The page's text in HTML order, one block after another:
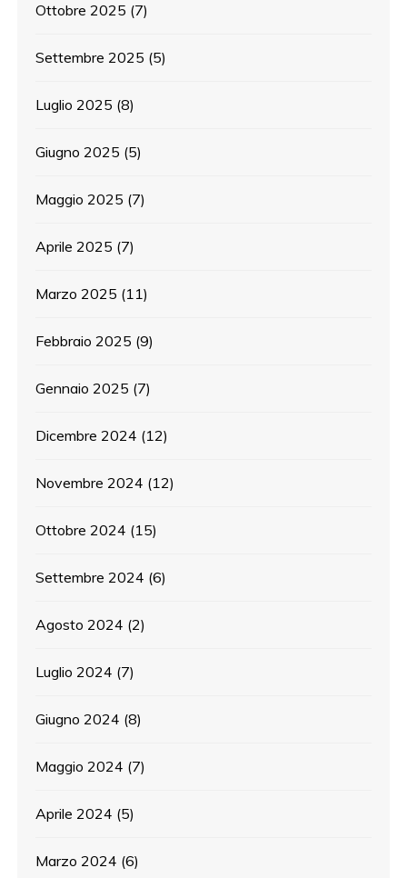
Ottobre 2025 (7)
Settembre 2025 (5)
Luglio 2025 (8)
Giugno 2025 (5)
Maggio 2025 (7)
Aprile 2025 (7)
Marzo 2025 (11)
Febbraio 2025 (9)
Gennaio 2025 (7)
Dicembre 2024 (12)
Novembre 2024 (12)
Ottobre 2024 (15)
Settembre 2024 (6)
Agosto 2024 (2)
Luglio 2024 (7)
Giugno 2024 (8)
Maggio 2024 (7)
Aprile 2024 (5)
Marzo 2024 (6)